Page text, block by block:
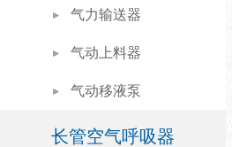
气力输送器
气动上料器
气动移液泵
长管空气呼吸器